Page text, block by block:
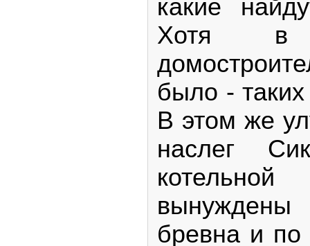
какие
Хотя в
было -
В этом же
наслег
бревна и по